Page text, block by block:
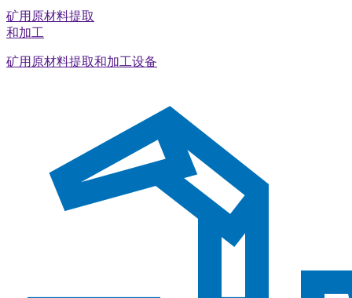
矿用原材料提取
和加工
矿用原材料提取和加工设备